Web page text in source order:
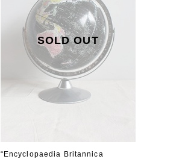
“Encyclopaedia Britannica